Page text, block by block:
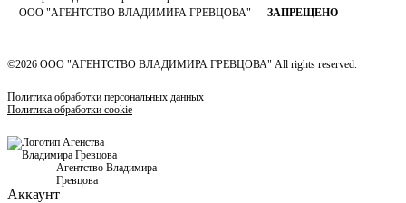
OOO "АГЕНТСТВО ВЛАДИМИРА ГРЕВЦОВА" — ЗАПРЕЩЕНО
©2026 ООО "АГЕНТСТВО ВЛАДИМИРА ГРЕВЦОВА" All rights reserved.
Политика обработки персональных данных
Политика обработки cookie
Агентство Владимира
Гревцова
Аккаунт